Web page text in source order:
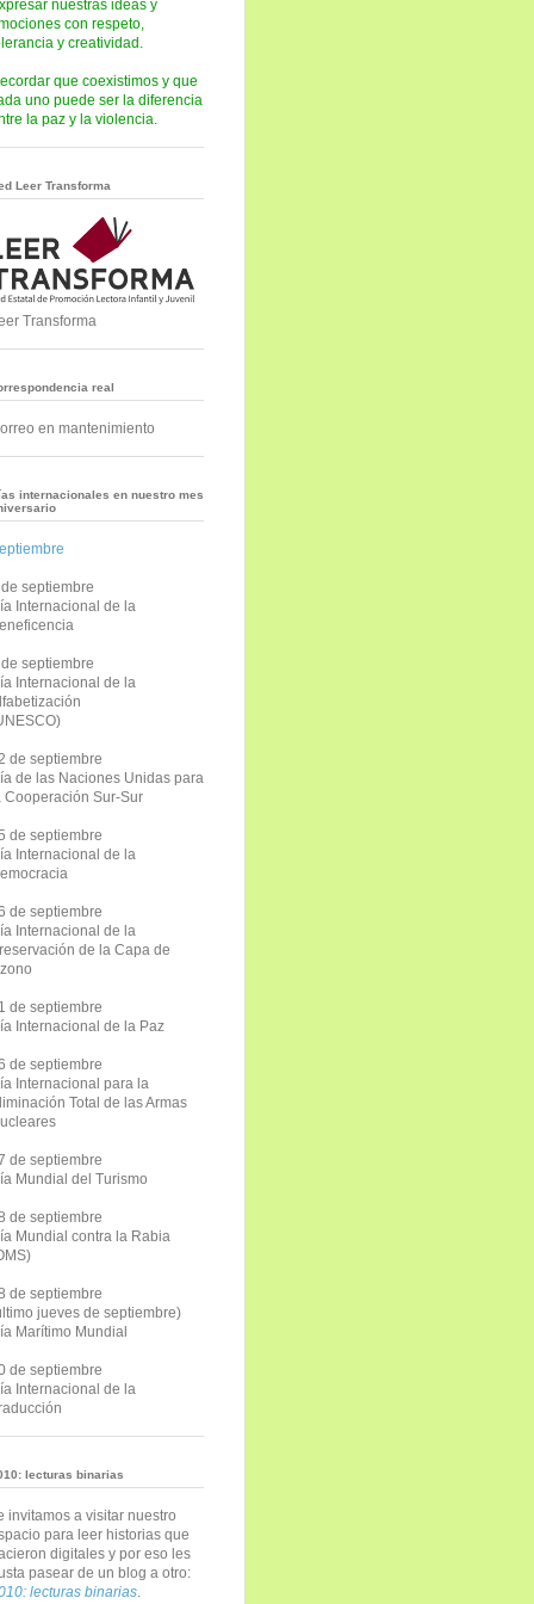
nuestras ideas y
con respeto,
y creatividad.
que coexistimos y que
uno puede ser la diferencia
la paz y la violencia.
Leer Transforma
Transforma
real
en mantenimiento
internacionales en nuestro mes
septiembre
Internacional de la
septiembre
Internacional de la
de septiembre
de las Naciones Unidas para
Cooperación Sur-Sur
de septiembre
Internacional de la
de septiembre
Internacional de la
de la Capa de
de septiembre
Internacional de la Paz
de septiembre
Internacional para la
Total de las Armas
de septiembre
Mundial del Turismo
de septiembre
Mundial contra la Rabia
de septiembre
jueves de septiembre)
Marítimo Mundial
de septiembre
Internacional de la
lecturas binarias
invitamos a visitar nuestro
para leer historias que
digitales y por eso les
pasear de un blog a otro:
lecturas binarias